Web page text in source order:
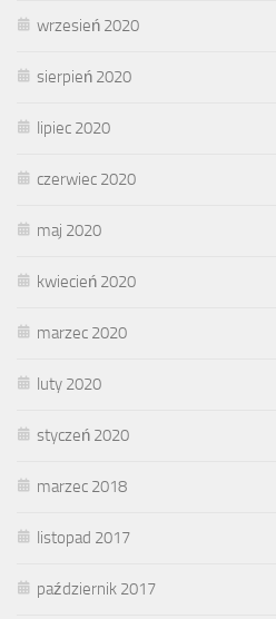
wrzesień 2020
sierpień 2020
lipiec 2020
czerwiec 2020
maj 2020
kwiecień 2020
marzec 2020
luty 2020
styczeń 2020
marzec 2018
listopad 2017
październik 2017